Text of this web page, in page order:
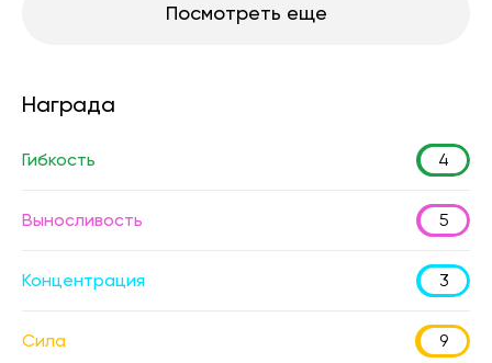
Посмотреть еще
Награда
Гибкость 4
Выносливость 5
Концентрация 3
Сила 9